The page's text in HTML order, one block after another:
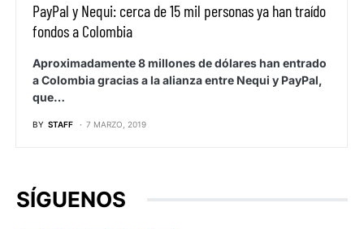
PayPal y Nequi: cerca de 15 mil personas ya han traído
fondos a Colombia
Aproximadamente 8 millones de dólares han entrado
a Colombia gracias a la alianza entre Nequi y PayPal,
que…
BY STAFF 7 MARZO, 2019
SÍGUENOS